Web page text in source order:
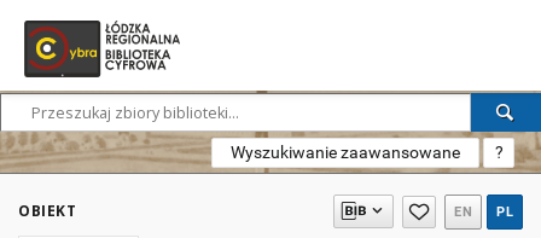
Wyszukiwanie zaawansowane ?
OBIEKT EN PL